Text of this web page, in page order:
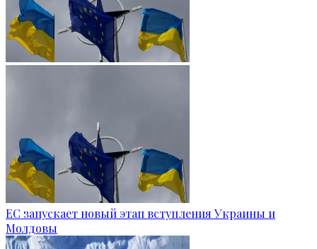
ЕС запускает новый этап вступления Украины и
Молдовы